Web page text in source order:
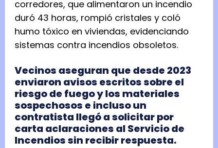
corredores, que alimentaron un incendio
duró 43 horas, rompió cristales y coló
humo tóxico en viviendas, evidenciando
sistemas contra incendios obsoletos.
Vecinos aseguran que desde 2023
enviaron avisos escritos sobre el
riesgo de fuego y los materiales
sospechosos e incluso un
contratista llegó a solicitar por
carta aclaraciones al Servicio de
Incendios sin recibir respuesta.